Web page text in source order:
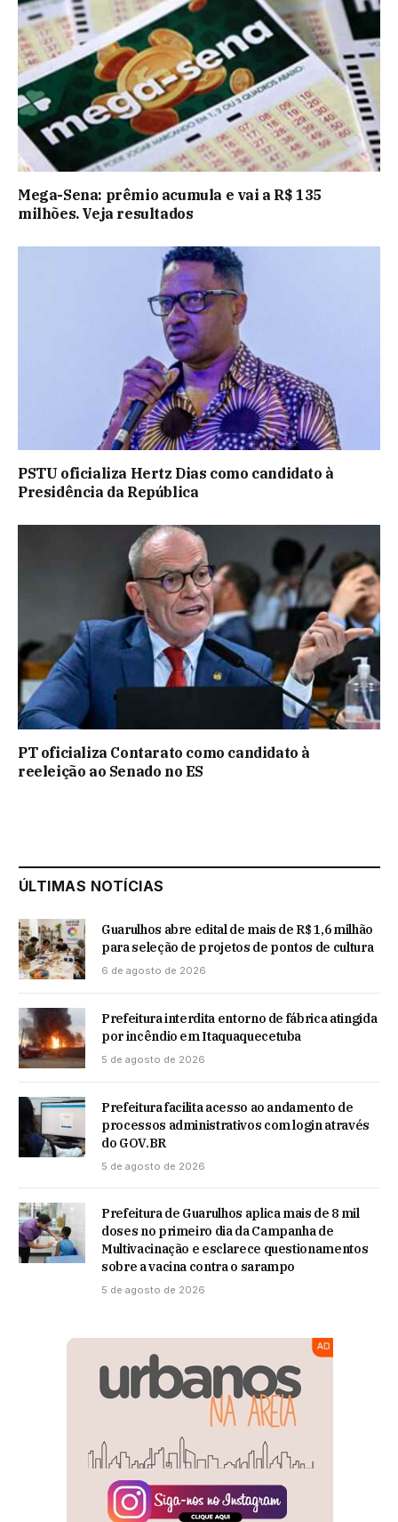
Mega-Sena: prêmio acumula e vai a R$ 135
milhões. Veja resultados
PSTU oficializa Hertz Dias como candidato à
Presidência da República
PT oficializa Contarato como candidato à
reeleição ao Senado no ES
ÚLTIMAS NOTÍCIAS
Guarulhos abre edital de mais de R$ 1,6 milhão
para seleção de projetos de pontos de cultura
6 de agosto de 2026
Prefeitura interdita entorno de fábrica atingida
por incêndio em Itaquaquecetuba
5 de agosto de 2026
Prefeitura facilita acesso ao andamento de
processos administrativos com login através
do GOV.BR
5 de agosto de 2026
Prefeitura de Guarulhos aplica mais de 8 mil
doses no primeiro dia da Campanha de
Multivacinação e esclarece questionamentos
sobre a vacina contra o sarampo
5 de agosto de 2026